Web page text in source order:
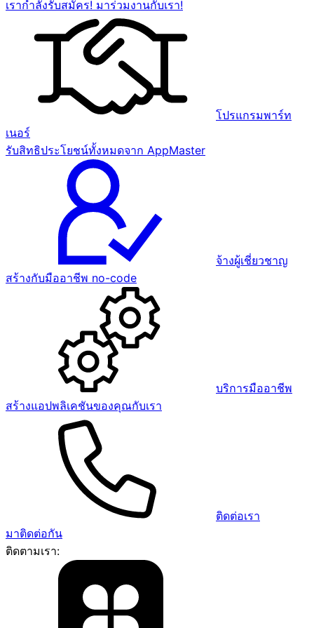
เรากำลังรับสมัคร! มาร่วมงานกับเรา!
โปรแกรมพาร์ท
เนอร์
รับสิทธิประโยชน์ทั้งหมดจาก AppMaster
จ้างผู้เชี่ยวชาญ
สร้างกับมืออาชีพ no-code
บริการมืออาชีพ
สร้างแอปพลิเคชันของคุณกับเรา
ติดต่อเรา
มาติดต่อกัน
ติดตามเรา: